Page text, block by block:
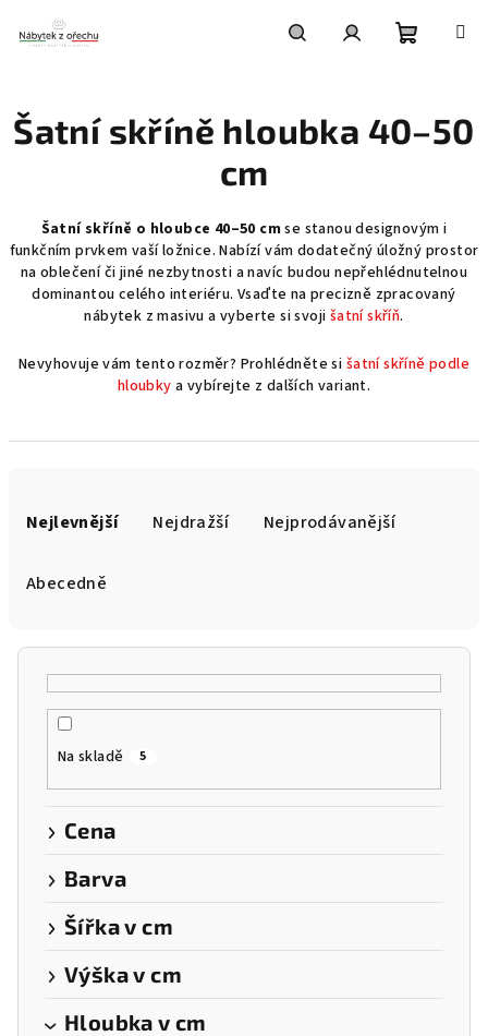
obsah
košík
Šatní skříně hloubka 40–50
cm
Šatní skříně o hloubce 40–50 cm se stanou designovým i
funkčním prvkem vaší ložnice. Nabízí vám dodatečný úložný prostor
na oblečení či jiné nezbytnosti a navíc budou nepřehlédnutelnou
dominantou celého interiéru. Vsaďte na precizně zpracovaný
nábytek z masivu a vyberte si svoji šatní skříň.
Nevyhovuje vám tento rozměr? Prohlédněte si šatní skříně podle
hloubky a vybírejte z dalších variant.
Nejlevnější Nejdražší Nejprodávanější
Abecedně
Na skladě 5
Cena
Barva
Šířka v cm
Výška v cm
Hloubka v cm